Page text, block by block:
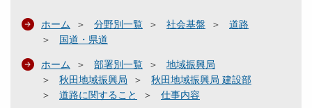
ホーム 分野別一覧 社会基盤
道路
国道・県道
ホーム 部署別一覧
地域振興局
秋田地域振興局
秋田地域振興局 建設部
道路に関すること
仕事内容